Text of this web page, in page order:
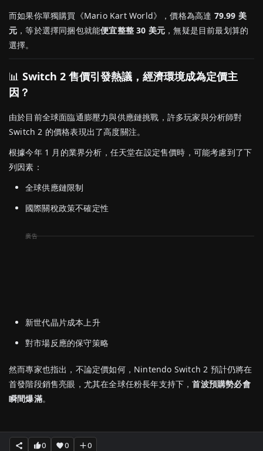
而如果你單獨購買《Mario Kart World》，價格為高達 79.99 美
元 ，等於選擇同捆包就能便宜整整 30 美元 ，無疑是目前最划算的
選擇。
📊 Switch 2 售價引發熱議，經濟環境成為定價主
因？
由於目前全球面臨通膨壓力與供應鏈挑戰，許多玩家與分析師對
Switch 2 的價格表現出了高度關注。
根據今年 1 月的業界分析，任天堂在設定售價時，可能考慮到了下
列因素：
全球供應鏈限制
國際關稅政策不確定性
新世代晶片成本上升
對市場反應的保守策略
然而專家也指出，不論定價如何，Nintendo Switch 2 預計仍將在
首發階段銷售亮眼，尤其在全球任粉長年支持下，首波預購勢必會
瞬間爆滿。
0 0 0